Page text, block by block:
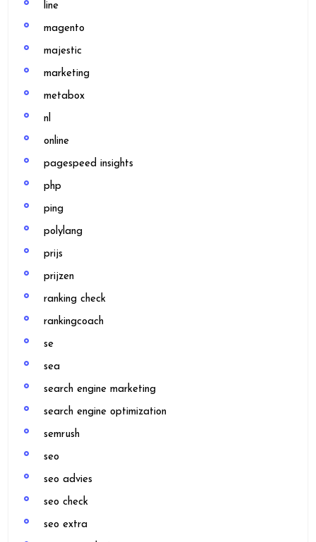
line
magento
majestic
marketing
metabox
nl
online
pagespeed insights
php
ping
polylang
prijs
prijzen
ranking check
rankingcoach
se
sea
search engine marketing
search engine optimization
semrush
seo
seo advies
seo check
seo extra